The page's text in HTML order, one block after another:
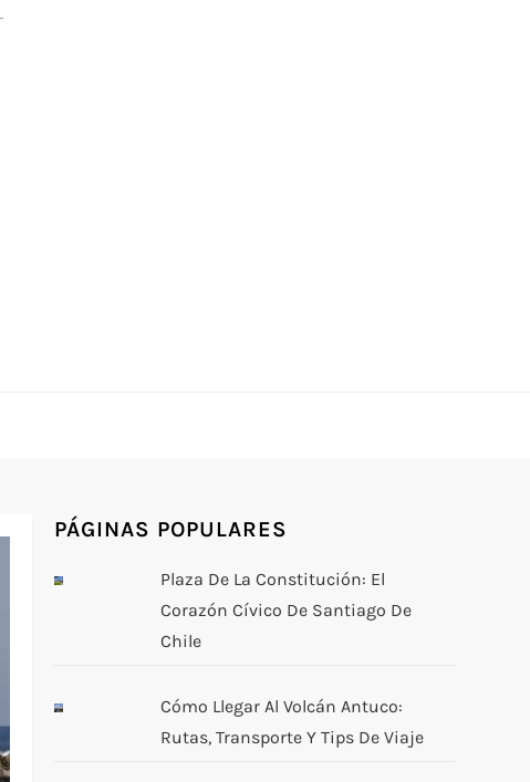
PÁGINAS POPULARES
Plaza De La Constitución: El
Corazón Cívico De Santiago De
Chile
Cómo Llegar Al Volcán Antuco:
Rutas, Transporte Y Tips De Viaje